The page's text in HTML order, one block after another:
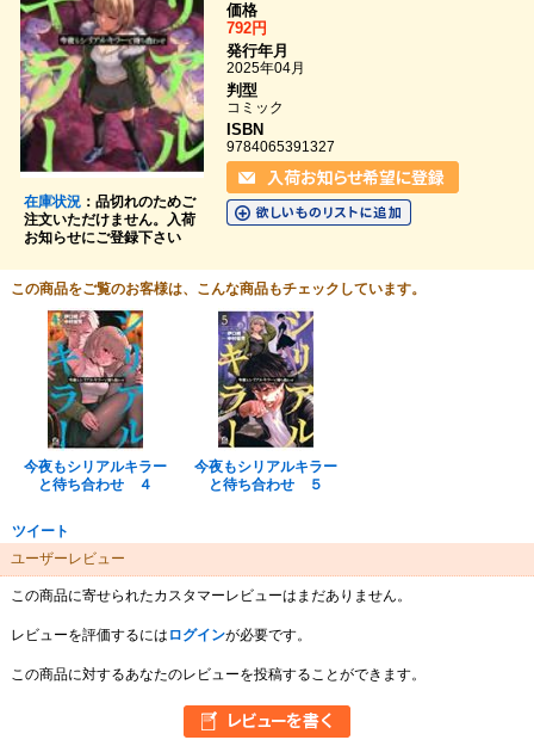
在庫状況：品切れのためご
注文いただけません。入荷
お知らせにご登録下さい
価格
792円
発行年月
2025年04月
判型
コミック
ISBN
9784065391327
この商品をご覧のお客様は、こんな商品もチェックしています。
今夜もシリアルキラー
と待ち合わせ ４
今夜もシリアルキラー
と待ち合わせ ５
ツイート
ユーザーレビュー
この商品に寄せられたカスタマーレビューはまだありません。
レビューを評価するには ログインが必要です。
この商品に対するあなたのレビューを投稿することができます。